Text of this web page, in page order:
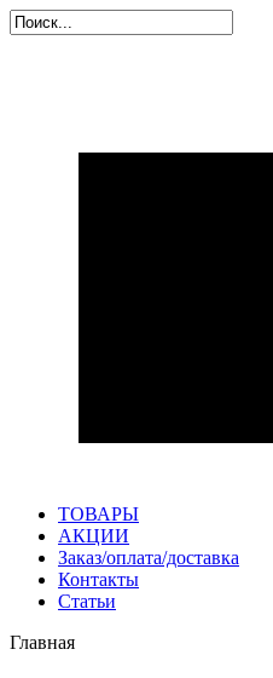
ТОВАРЫ
АКЦИИ
Заказ/оплата/доставка
Контакты
Статьи
Главная